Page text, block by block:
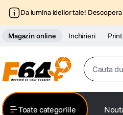
Da lumina ideilor tale!
Magazin online Inchirieri
Cauta
Toate categoriile